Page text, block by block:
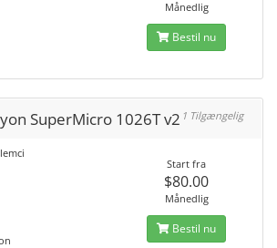
Månedlig
Bestil nu
SuperMicro 1026T v2 1 Tilgængelig
Start fra
$80.00
Månedlig
Bestil nu